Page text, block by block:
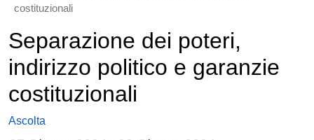
costituzionali
Separazione dei poteri,
indirizzo politico e garanzie
costituzionali
Ascolta